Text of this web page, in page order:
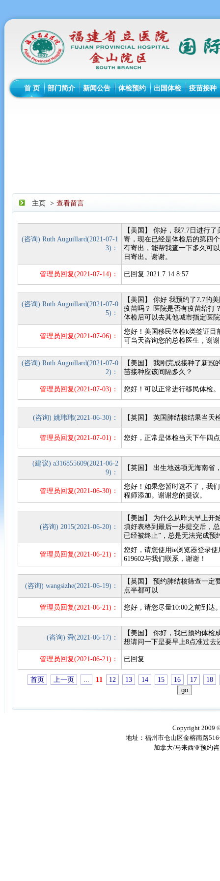
首 页 部门简介 新闻公告 体检预约 出国体检 疫苗接种
主页 > 查看留言
(咨询) Ruth Auguillard(2021-07-1
3)：
【美国】 你好，我7.7日进行
寄，现在已经是体检后的第四
有寄出，能帮我查一下多久可
日寄出。谢谢。
管理员回复(2021-07-14)： 已回复 2021.7.14 8:57
(咨询) Ruth Auguillard(2021-07-0
5)：
【美国】 你好 我预约了7.7的
疫苗吗？ 医院是否有疫苗给打
体检后可以去其他城市指定医
管理员回复(2021-07-06)：
您好！美国移民体检k类签证
可当天咨询您的总检医生，谢
(咨询) Ruth Auguillard(2021-07-0
2)：
【美国】 我刚完成接种了新
苗接种应该间隔多久？
管理员回复(2021-07-03)： 您好！可以正常进行移民体检。
(咨询) 姚玮玮(2021-06-30)： 【英国】 英国肺结核结果当天
管理员回复(2021-07-01)： 您好，正常是体检当天下午四
(建议) a316855609(2021-06-2
9)：
【英国】 出生地选项无海南省
管理员回复(2021-06-30)：
您好！如果您暂时选不了，我
程师添加。谢谢您的提议。
(咨询) 2015(2021-06-20)：
【美国】 为什么从昨天早上
填好表格到最后一步提交后，
已经被终止”，总是无法完成预
管理员回复(2021-06-21)：
您好，请您使用ie浏览器登录
619602与我们联系，谢谢！
(咨询) wangsizhe(2021-06-19)：
【英国】 预约肺结核筛查一
点半都可以
管理员回复(2021-06-21)： 您好，请您尽量10:00之前到达
(咨询) 舜(2021-06-17)：
【美国】 你好，我已预约体
想请问一下是要早上8点准过
管理员回复(2021-06-21)： 已回复
首页 上一页 ... 11 12 13 14 15 16 17 18
Copyright 2009
地址：福州市仓山区金榕南路
加拿大/马来西亚预约